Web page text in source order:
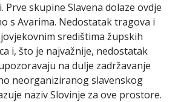
Prve skupine Slavena dolaze ovdje
s Avarima. Nedostatak tragova i
središtima župskih
i, što je najvažnije, nedostatak
na dulje zadržavanje
neorganiziranog slavenskog
naziv Slovinje za ove prostore.